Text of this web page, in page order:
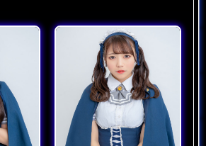
後輩
Schedule
スケジュール
EmoChip
エモーチップ